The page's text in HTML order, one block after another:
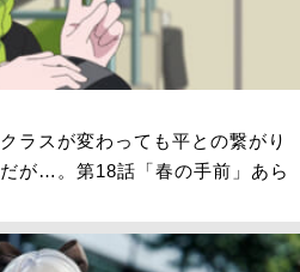
ラスが変わっても平との繋がり
が…。第18話「春の手前」あら